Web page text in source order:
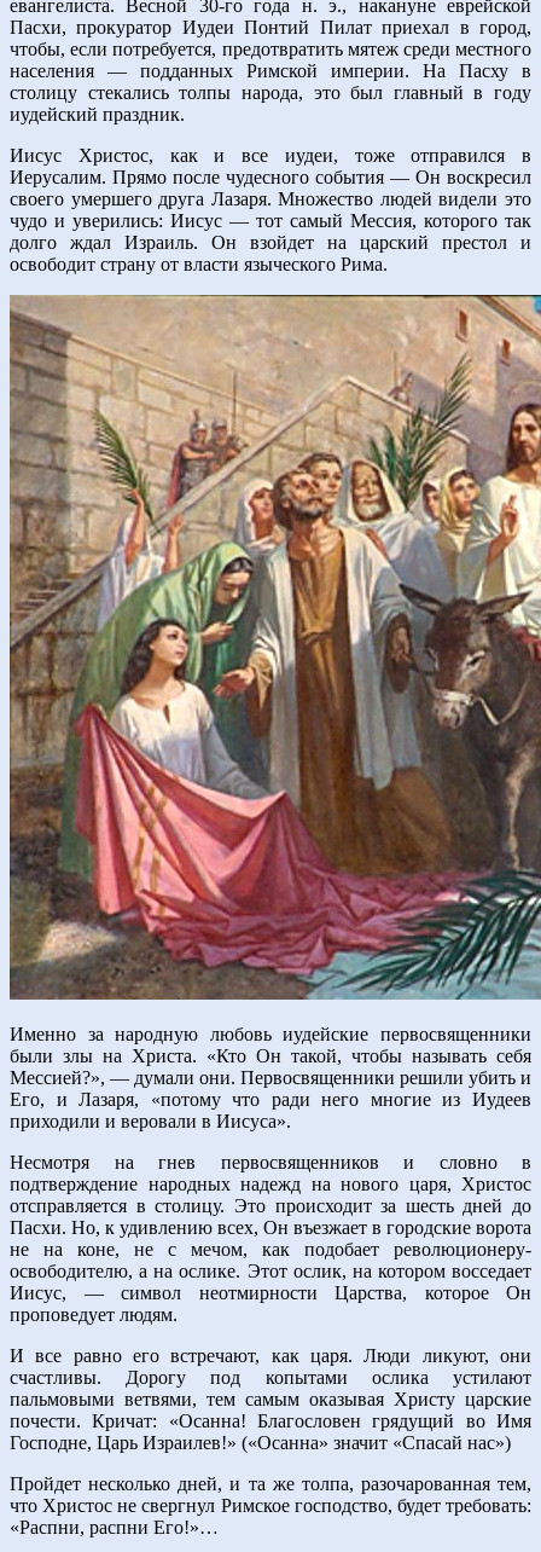
евангелиста. Весной 30-го года н. э., накануне еврейской
Пасхи, прокуратор Иудеи Понтий Пилат приехал в город,
чтобы, если потребуется, предотвратить мятеж среди местного
населения — подданных Римской империи. На Пасху в
столицу стекались толпы народа, это был главный в году
иудейский праздник.
Иисус Христос, как и все иудеи, тоже отправился в
Иерусалим. Прямо после чудесного события — Он воскресил
своего умершего друга Лазаря. Множество людей видели это
чудо и уверились: Иисус — тот самый Мессия, которого так
долго ждал Израиль. Он взойдет на царский престол и
освободит страну от власти языческого Рима.
Именно за народную любовь иудейские первосвященники
были злы на Христа. «Кто Он такой, чтобы называть себя
Мессией?», — думали они. Первосвященники решили убить и
Его, и Лазаря, «потому что ради него многие из Иудеев
приходили и веровали в Иисуса».
Несмотря на гнев первосвященников и словно в
подтверждение народных надежд на нового царя, Христос
отсправляется в столицу. Это происходит за шесть дней до
Пасхи. Но, к удивлению всех, Он въезжает в городские ворота
не на коне, не с мечом, как подобает революционеру-
освободителю, а на ослике. Этот ослик, на котором восседает
Иисус, — символ неотмирности Царства, которое Он
проповедует людям.
И все равно его встречают, как царя. Люди ликуют, они
счастливы. Дорогу под копытами ослика устилают
пальмовыми ветвями, тем самым оказывая Христу царские
почести. Кричат: «Осанна! Благословен грядущий во Имя
Господне, Царь Израилев!» («Осанна» значит «Спасай нас»)
Пройдет несколько дней, и та же толпа, разочарованная тем,
что Христос не свергнул Римское господство, будет требовать:
«Распни, распни Его!»…